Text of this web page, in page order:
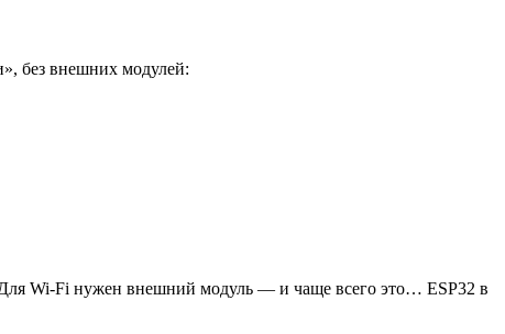
без внешних модулей:
Wi-Fi нужен внешний модуль — и чаще всего это… ESP32 в